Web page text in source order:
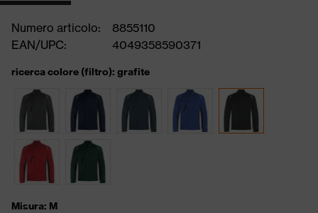
Numero articolo:
8855110
EAN/UPC:
4049358590371
ricerca colore (filtro): grafite
Misura: M